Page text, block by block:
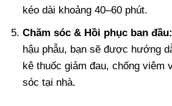
kéo dài khoảng 40–60 phút.
Chăm sóc & Hồi phục ban đầu:
hậu phẫu, bạn sẽ được hướng
kê thuốc giảm đau, chống viêm
sóc tại nhà.